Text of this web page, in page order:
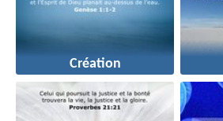
Création